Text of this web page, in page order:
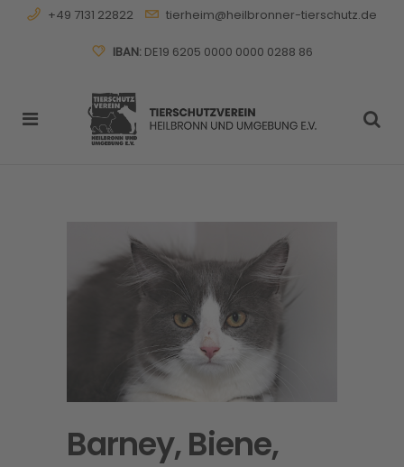
+49 7131 22822 tierheim@heilbronner-tierschutz.de
IBAN:DE19 6205 0000 0000 0288 86
Barney, Biene,